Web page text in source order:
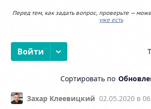
Перед тем, как задать вопрос, проверьте —
уже есть